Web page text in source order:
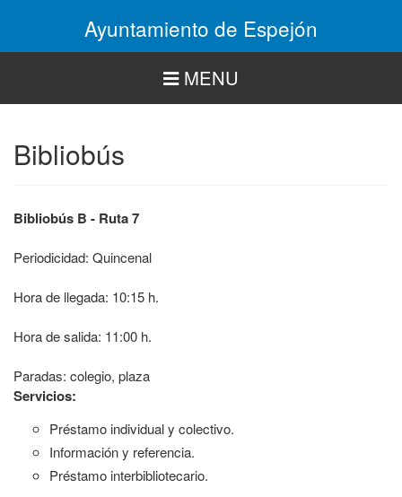
Ayuntamiento de Espejón
MENU
Bibliobús
Bibliobús B - Ruta 7
Periodicidad: Quincenal
Hora de llegada: 10:15 h.
Hora de salida: 11:00 h.
Paradas: colegio, plaza
Servicios:
Préstamo individual y colectivo.
Información y referencia.
Préstamo interbibliotecario.